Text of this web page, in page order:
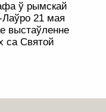
ў рымскай
Лаўро 21 мая
выстаўленне
са Святой